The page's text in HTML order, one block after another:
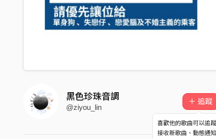
黑色珍珠音調
@ziyou_lin
＋ 追蹤
喜歡他的歌曲可以追
接收新歌曲、動態通知